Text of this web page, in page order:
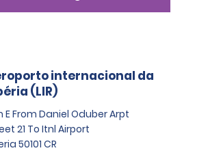
internacional da
(LIR)
E From Daniel Oduber Arpt
21 To Itnl Airport
50101 CR